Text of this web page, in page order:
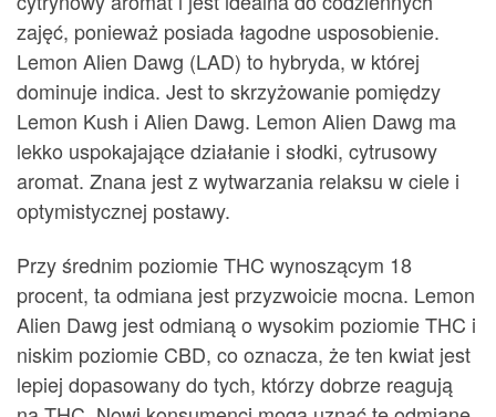
zajęć, ponieważ posiada łagodne usposobienie.
Lemon Alien Dawg (LAD) to hybryda, w której
dominuje indica. Jest to skrzyżowanie pomiędzy
Lemon Kush i Alien Dawg. Lemon Alien Dawg ma
lekko uspokajające działanie i słodki, cytrusowy
aromat. Znana jest z wytwarzania relaksu w ciele i
optymistycznej postawy.
Przy średnim poziomie THC wynoszącym 18
procent, ta odmiana jest przyzwoicie mocna. Lemon
Alien Dawg jest odmianą o wysokim poziomie THC i
niskim poziomie CBD, co oznacza, że ten kwiat jest
lepiej dopasowany do tych, którzy dobrze reagują